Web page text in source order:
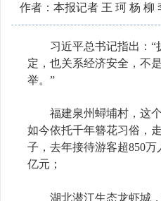
作者：本报记者 王 珂 杨 柳
习近平总书记指出：“
定，也关系经济安全，不
举。”
福建泉州蟳埔村，这个
如今依托千年簪花习俗，
子，去年接待游客超850
亿元；
湖北潜江生态龙虾城，